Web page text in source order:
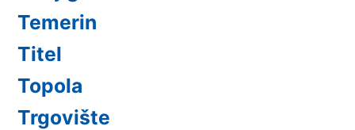
Temerin
Titel
Topola
Trgovište